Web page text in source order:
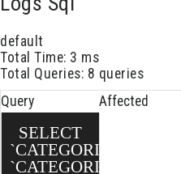
default
Total Time: 3 ms
Total Queries: 8 queries
Query
Affected
SELECT
`CATEGORIE`.`ID`,
`CATEGORIE`.`TITRE`,